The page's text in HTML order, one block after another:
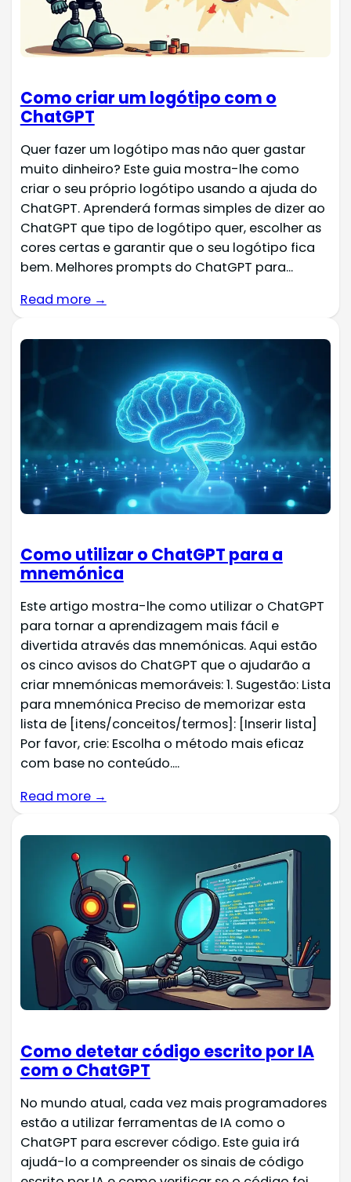
Como criar um logótipo com o
ChatGPT
Quer fazer um logótipo mas não quer gastar
muito dinheiro? Este guia mostra-lhe como
criar o seu próprio logótipo usando a ajuda do
ChatGPT. Aprenderá formas simples de dizer ao
ChatGPT que tipo de logótipo quer, escolher as
cores certas e garantir que o seu logótipo fica
bem. Melhores prompts do ChatGPT para...
Read more →
Como utilizar o ChatGPT para a
mnemónica
Este artigo mostra-lhe como utilizar o ChatGPT
para tornar a aprendizagem mais fácil e
divertida através das mnemónicas. Aqui estão
os cinco avisos do ChatGPT que o ajudarão a
criar mnemónicas memoráveis: 1. Sugestão: Lista
para mnemónica Preciso de memorizar esta
lista de [itens/conceitos/termos]: [Inserir lista]
Por favor, crie: Escolha o método mais eficaz
com base no conteúdo....
Read more →
Como detetar código escrito por IA
com o ChatGPT
No mundo atual, cada vez mais programadores
estão a utilizar ferramentas de IA como o
ChatGPT para escrever código. Este guia irá
ajudá-lo a compreender os sinais de código